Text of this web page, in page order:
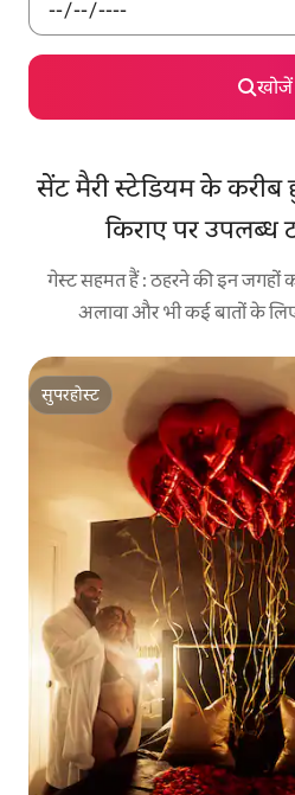
खोजें
सेंट मैरी स्टेडियम के करीब
किराए पर उपलब्ध
गेस्ट सहमत हैं : ठहरने की इन
अलावा और भी कई बातों के
सुपरहोस्ट
सुपरहोस्ट